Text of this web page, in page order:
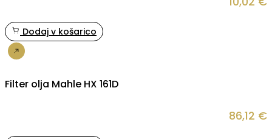
Dodaj v košarico
Filter olja Mahle HX 161D
86,12 €